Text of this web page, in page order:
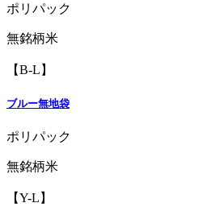
ポリパック
無銘柄米
【B-L】
ブルー無地袋
ポリパック
無銘柄米
【Y-L】